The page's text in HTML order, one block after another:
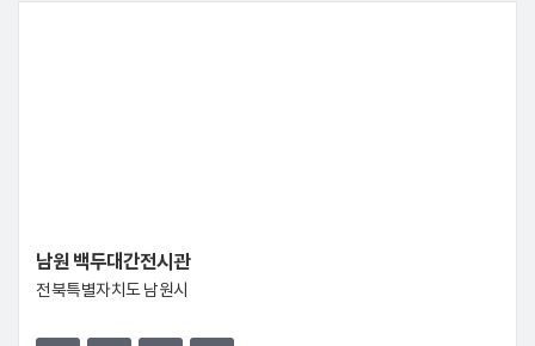
남원 백두대간전시관
전북특별자치도 남원시